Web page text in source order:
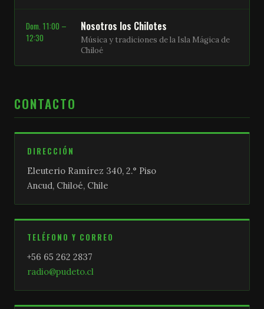
Dom. 11:00 –
12:30
Nosotros los Chilotes
Música y tradiciones de la Isla Mágica de
Chiloé
CONTACTO
DIRECCIÓN
Eleuterio Ramírez 340, 2.° Piso
Ancud, Chiloé, Chile
TELÉFONO Y CORREO
+56 65 262 2837
radio@pudeto.cl